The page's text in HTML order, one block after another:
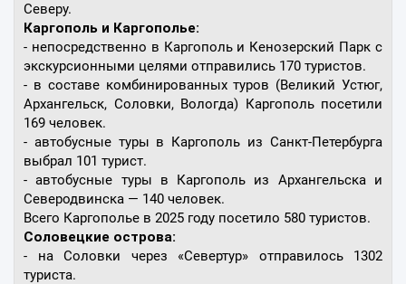
Северу.
Каргополь и Каргополье:
- непосредственно в Каргополь и Кенозерский Парк с
экскурсионными целями отправились 170 туристов.
- в составе комбинированных туров (Великий Устюг,
Архангельск, Соловки, Вологда) Каргополь посетили
169 человек.
- автобусные туры в Каргополь из Санкт-Петербурга
выбрал 101 турист.
- автобусные туры в Каргополь из Архангельска и
Северодвинска — 140 человек.
Всего Каргополье в 2025 году посетило 580 туристов.
Соловецкие острова:
- на Соловки через «Севертур» отправилось 1302
туриста.